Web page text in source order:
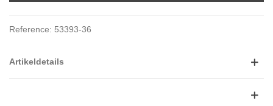
Reference: 53393-36
Artikeldetails